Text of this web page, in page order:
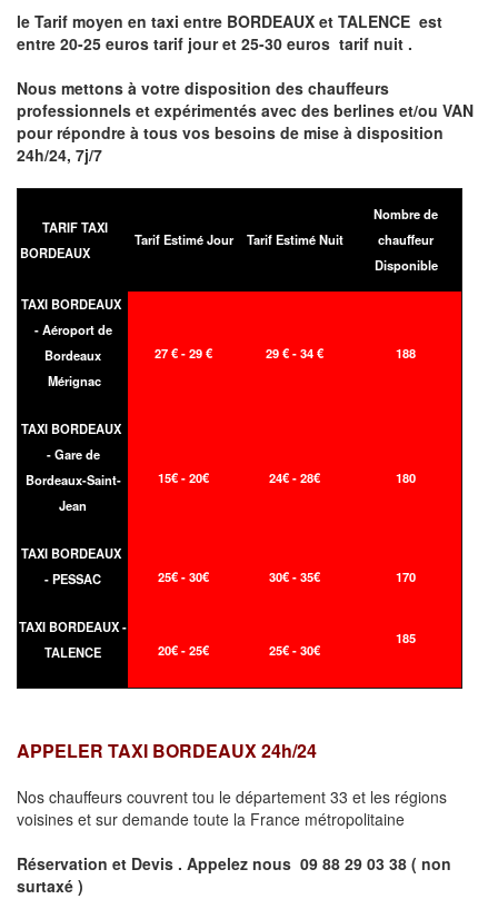
le Tarif moyen en taxi entre BORDEAUX et TALENCE est
entre 20-25 euros tarif jour et 25-30 euros tarif nuit .
Nous mettons à votre disposition des chauffeurs
professionnels et expérimentés avec des berlines et/ou VAN
pour répondre à tous vos besoins de mise à disposition
24h/24, 7j/7
TARIF TAXI
BORDEAUX
Tarif Estimé Jour Tarif Estimé Nuit
Nombre de
chauffeur
Disponible
TAXI BORDEAUX
- Aéroport de
Bordeaux
Mérignac
27 € - 29 € 29 € - 34 € 188
TAXI BORDEAUX
- Gare de
Bordeaux-Saint-
Jean
15€ - 20€ 24€ - 28€ 180
TAXI BORDEAUX
- PESSAC
25€ - 30€ 30€ - 35€ 170
TAXI BORDEAUX -
TALENCE
20€ - 25€ 25€ - 30€
185
APPELER TAXI BORDEAUX 24h/24
Nos chauffeurs couvrent tou le département 33 et les régions
voisines et sur demande toute la France métropolitaine
Réservation et Devis . Appelez nous 09 88 29 03 38 ( non
surtaxé )